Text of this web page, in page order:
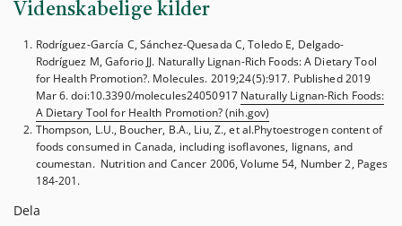
Dela
Videnskabelige kilder
Rodríguez-García C, Sánchez-Quesada C, Toledo E, Delgado-
Rodríguez M, Gaforio JJ. Naturally Lignan-Rich Foods: A Dietary Tool
for Health Promotion?. Molecules. 2019;24(5):917. Published 2019
Mar 6. doi:10.3390/molecules24050917 Naturally Lignan-Rich Foods:
A Dietary Tool for Health Promotion? (nih.gov)
Thompson, L.U., Boucher, B.A., Liu, Z., et al.Phytoestrogen content of
foods consumed in Canada, including isoflavones, lignans, and
coumestan. Nutrition and Cancer 2006, Volume 54, Number 2, Pages
184-201.